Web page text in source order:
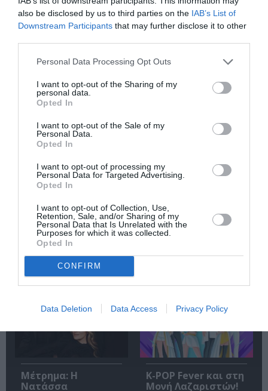
also be disclosed by us to third parties on the IAB’s List of
Downstream Participants that may further disclose it to other
Personal Data Processing Opt Outs
I want to opt-out of the Sharing of my
personal data.
Opted In
I want to opt-out of the Sale of my
Personal Data.
Opted In
I want to opt-out of processing my
Personal Data for Targeted Advertising.
Opted In
I want to opt-out of Collection, Use,
Retention, Sale, and/or Sharing of my
Personal Data that Is Unrelated with the
Purposes for which it was collected.
Opted In
CONFIRM
Data Deletion Data Access Privacy Policy
Σχετικά Άρθρα
Σταύρος Ξαρχάκος:
Ταξίδι στο φως στο
Θέατρο Λυκαβηττού
Η Μουσική
Τεχνόπολη 2026
δυναμικό
Μέτρημα: Η
Νατάσσα
K-POP Fever και στη
Μονή Λαζαριστών!